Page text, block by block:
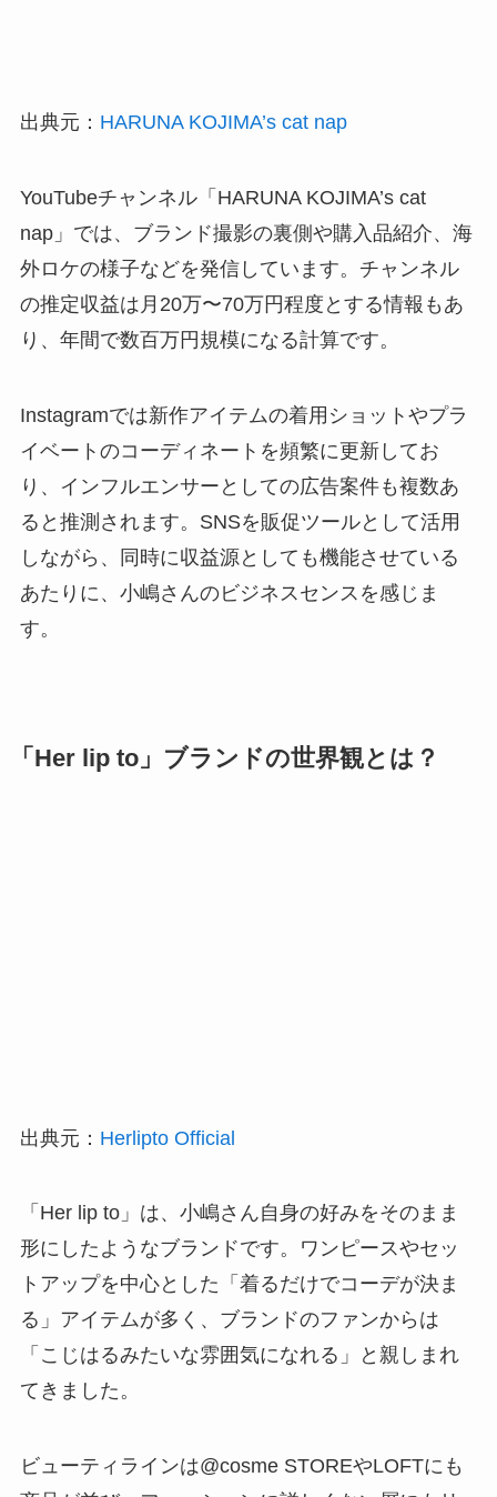
出典元： HARUNA KOJIMA’s cat nap
YouTubeチャンネル「HARUNA KOJIMA’s cat
nap」では、ブランド撮影の裏側や購入品紹介、海
外ロケの様子などを発信しています。チャンネル
の推定収益は月20万〜70万円程度とする情報もあ
り、年間で数百万円規模になる計算です。
Instagramでは新作アイテムの着用ショットやプラ
イベートのコーディネートを頻繁に更新してお
り、インフルエンサーとしての広告案件も複数あ
ると推測されます。SNSを販促ツールとして活用
しながら、同時に収益源としても機能させている
あたりに、小嶋さんのビジネスセンスを感じま
す。
「Her lip to」ブランドの世界観とは？
出典元： Herlipto Official
「Her lip to」は、小嶋さん自身の好みをそのまま
形にしたようなブランドです。ワンピースやセッ
トアップを中心とした「着るだけでコーデが決ま
る」アイテムが多く、ブランドのファンからは
「こじはるみたいな雰囲気になれる」と親しまれ
てきました。
ビューティラインは@cosme STOREやLOFTにも